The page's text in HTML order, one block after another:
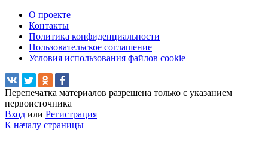
О проекте
Контакты
Политика конфиденциальности
Пользовательское соглашение
Условия использования файлов cookie
Перепечатка материалов разрешена только с указанием
первоисточника
Вход или Регистрация
К началу страницы